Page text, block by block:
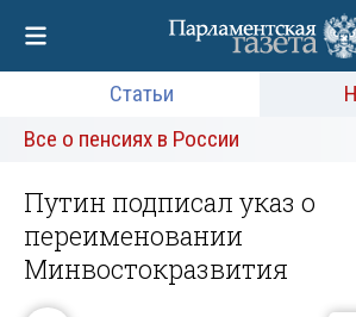
Статьи
Все о пенсиях в России
Путин подписал указ о
переименовании
Минвостокразвития